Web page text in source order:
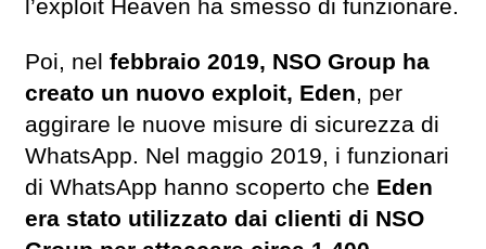
l’exploit Heaven ha smesso di funzionare.
Poi, nel febbraio 2019, NSO Group ha
creato un nuovo exploit, Eden, per
aggirare le nuove misure di sicurezza di
WhatsApp. Nel maggio 2019, i funzionari
di WhatsApp hanno scoperto che Eden
era stato utilizzato dai clienti di NSO